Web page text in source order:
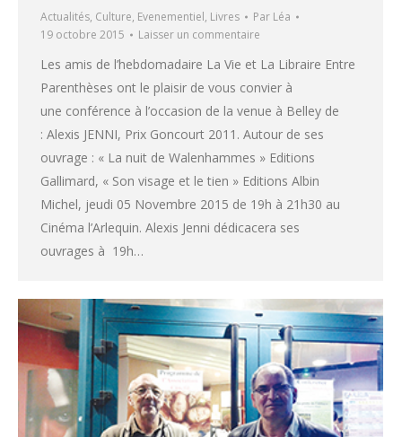
Actualités, Culture, Evenementiel, Livres Par Léa
19 octobre 2015
Laisser un commentaire
Les amis de l’hebdomadaire La Vie et La Libraire Entre
Parenthèses ont le plaisir de vous convier à
une conférence à l’occasion de la venue à Belley de
: Alexis JENNI, Prix Goncourt 2011. Autour de ses
ouvrage : « La nuit de Walenhammes » Editions
Gallimard, « Son visage et le tien » Editions Albin
Michel, jeudi 05 Novembre 2015 de 19h à 21h30 au
Cinéma l’Arlequin. Alexis Jenni dédicacera ses
ouvrages à 19h…